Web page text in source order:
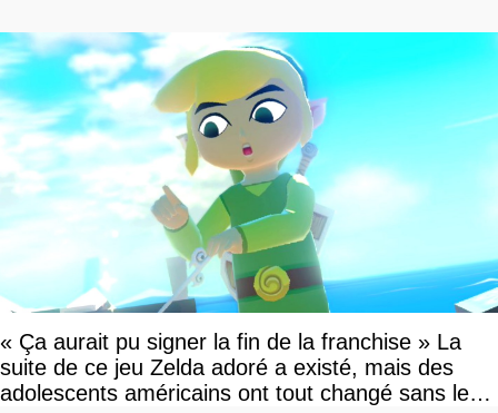
« Ça aurait pu signer la fin de la franchise » La
suite de ce jeu Zelda adoré a existé, mais des
adolescents américains ont tout changé sans le